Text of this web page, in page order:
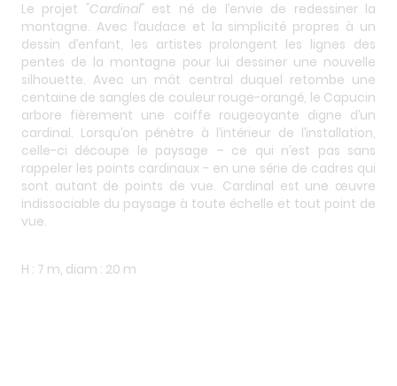
Le projet "Cardinal" est né de l’envie de redessiner la
montagne. Avec l’audace et la simplicité propres à un
dessin d’enfant, les artistes prolongent les lignes des
pentes de la montagne pour lui dessiner une nouvelle
silhouette. Avec un mât central duquel retombe une
centaine de sangles de couleur rouge-orangé, le Capucin
arbore fièrement une coiffe rougeoyante digne d’un
cardinal. Lorsqu’on pénètre à l’intérieur de l’installation,
celle-ci découpe le paysage – ce qui n’est pas sans
rappeler les points cardinaux - en une série de cadres qui
sont autant de points de vue. Cardinal est une œuvre
indissociable du paysage à toute échelle et tout point de
vue.
H : 7 m, diam : 20 m